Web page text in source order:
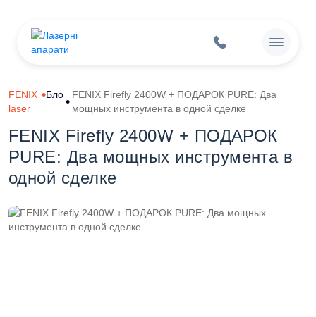
FENIX
laser
Блог
FENIX Firefly 2400W + ПОДАРОК PURE: Два
мощных инструмента в одной сделке
FENIX Firefly 2400W + ПОДАРОК
PURE: Два мощных инструмента в
одной сделке